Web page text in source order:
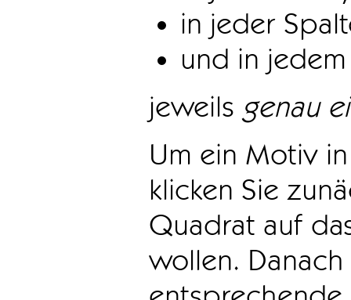
in jeder
und in
jeweils genau
Um ein Motiv
klicken Sie
Quadrat auf
wollen.